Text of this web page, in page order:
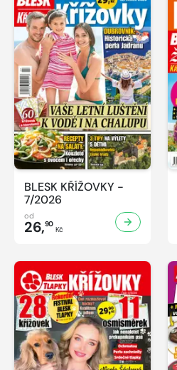
BLESK KŘÍŽOVKY -
7/2026
od
26,90
Kč